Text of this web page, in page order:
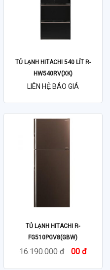
TỦ LẠNH HITACHI 540 LÍT R-
HW540RV(XK)
LIÊN HỆ BÁO GIÁ
TỦ LẠNH HITACHI R-
FG510PGV8(GBW)
16.190.000 đ 00 đ